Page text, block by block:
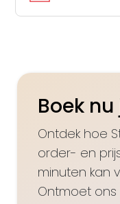
Boek
Ontdek hoe
order- en
minuten kan
Ontmoet ons